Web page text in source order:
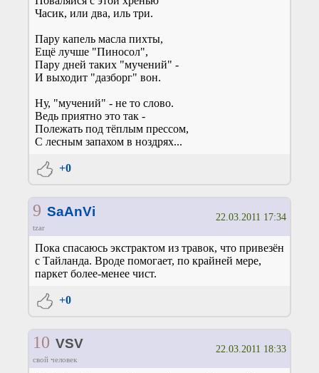
Часик, или два, иль три.
Пару капель масла пихты,
Ещё лучше "Пиносол",
Пару дней таких "мучений" -
И выходит "дазборг" вон.
Ну, "мучений" - не то слово.
Ведь приятно это так -
Полежать под тёплым прессом,
С лесным запахом в ноздрях...
+0
9 SaAnVi
tzar
22.03.2011 17:34
Пока спасаюсь экстрактом из травок, что привезён
с Тайланда. Вроде помогает, по крайней мере,
паркет более-менее чист.
+0
10 VSV
свой человек
22.03.2011 18:33